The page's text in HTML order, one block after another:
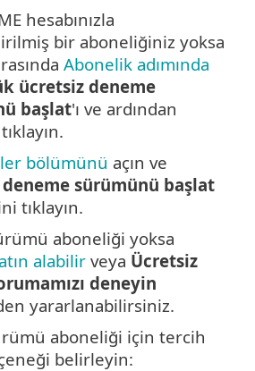
hesabınızla
bir aboneliğiniz yoksa
Abonelik adımında
ücretsiz deneme
başlat'ı ve ardından
tıklayın.
bölümünü açın ve
sürümünü başlat
tıklayın.
aboneliği yoksa
alabilir veya Ücretsiz
deneyin
yararlanabilirsiniz.
aboneliği için tercih
belirleyin: